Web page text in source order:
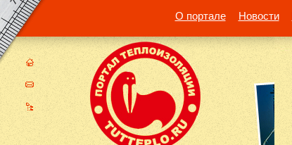
О портале Новости